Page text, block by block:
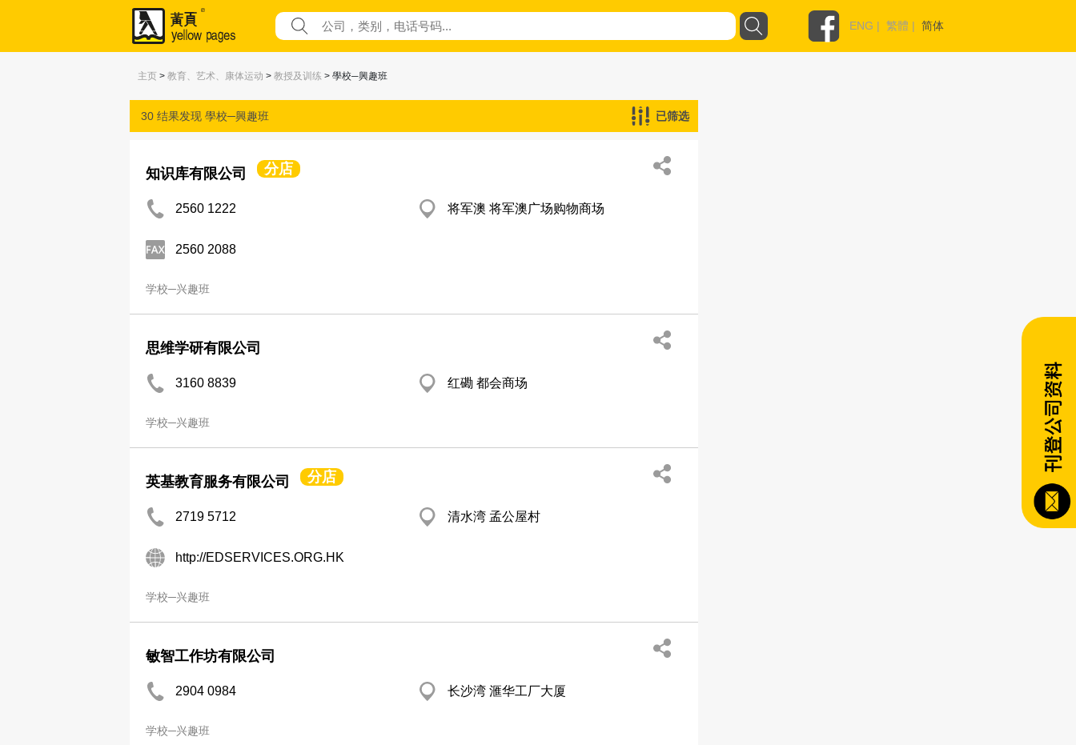
ENG | 繁體 | 简体
主页 > 教育、艺术、康体运动 > 教授及训练 > 學校─興趣班
30 结果发现 學校─興趣班 已筛选
知识库有限公司 分店
2560 1222 将军澳 将军澳广场购物商场
2560 2088
学校─兴趣班
思维学研有限公司
3160 8839 红磡 都会商场
学校─兴趣班
英基教育服务有限公司 分店
2719 5712 清水湾 孟公屋村
http://EDSERVICES.ORG.HK
学校─兴趣班
敏智工作坊有限公司
2904 0984 长沙湾 滙华工厂大厦
学校─兴趣班